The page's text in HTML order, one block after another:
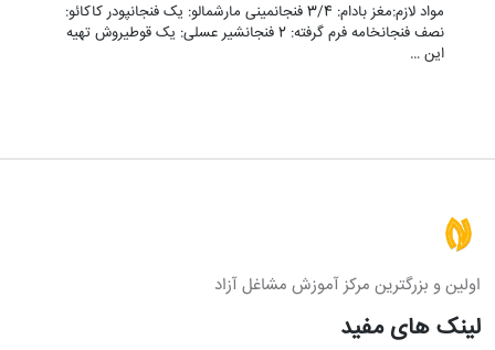
مواد لازم:مغز بادام: 3/4 فنجانمینی مارشمالو: یک فنجانپودر کاکائو:
نصف فنجانخامه فرم گرفته: 2 فنجانشیر عسلی: یک قوطیروش تهیه
این …
اولین و بزرگترین مرکز آموزش مشاغل آزاد
لینک های مفید